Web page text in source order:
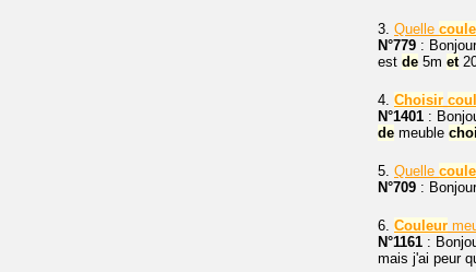
3. Quelle
N°779 :
est de 5m et
4. Choisir
N°1401 :
de meuble
5. Quelle
N°709 :
6. Couleur
N°1161 :
mais j'ai peur